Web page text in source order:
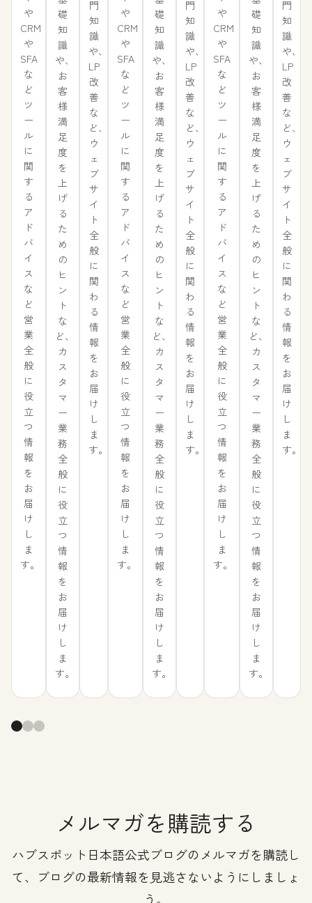
や
CRM
や
SFA
な
ど
ツ
ー
ル
に
関
す
る
ア
ド
バ
イ
ス
な
ど
営
業
全
般
に
役
立
つ
情
報
を
お
届
け
し
ま
す。
礎
知
識
や、
お
客
様
満
足
度
を
上
げ
る
た
め
の
ヒ
ン
ト
な
ど、
カ
ス
タ
マ
ー
業
務
全
般
に
役
立
つ
情
報
を
お
届
け
し
ま
す。
門
知
識
や、
LP
改
善
な
ど、
ウ
ェ
ブ
サ
イ
ト
全
般
に
関
わ
る
情
報
を
お
届
け
し
ま
す。
や
CRM
や
SFA
な
ど
ツ
ー
ル
に
関
す
る
ア
ド
バ
イ
ス
な
ど
営
業
全
般
に
役
立
つ
情
報
を
お
届
け
し
ま
す。
礎
知
識
や、
お
客
様
満
足
度
を
上
げ
る
た
め
の
ヒ
ン
ト
な
ど、
カ
ス
タ
マ
ー
業
務
全
般
に
役
立
つ
情
報
を
お
届
け
し
ま
す。
門
知
識
や、
LP
改
善
な
ど、
ウ
ェ
ブ
サ
イ
ト
全
般
に
関
わ
る
情
報
を
お
届
け
し
ま
す。
や
CRM
や
SFA
な
ど
ツ
ー
ル
に
関
す
る
ア
ド
バ
イ
ス
な
ど
営
業
全
般
に
役
立
つ
情
報
を
お
届
け
し
ま
す。
礎
知
識
や、
お
客
様
満
足
度
を
上
げ
る
た
め
の
ヒ
ン
ト
な
ど、
カ
ス
タ
マ
ー
業
務
全
般
に
役
立
つ
情
報
を
お
届
け
し
ま
す。
門
知
識
や、
LP
改
善
な
ど、
ウ
ェ
ブ
サ
イ
ト
全
般
に
関
わ
る
情
報
を
お
届
け
し
ま
す。
メルマガを購読する
ハブスポット日本語公式ブログのメルマガを購読し
て、ブログの最新情報を見逃さないようにしましょ
う。